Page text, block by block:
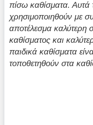
πίσω καθίσματα.
χρησιμοποιηθούν με
αποτέλεσμα καλύτερη
καθίσματος και
παιδικά καθίσματα
τοποθετηθούν στα